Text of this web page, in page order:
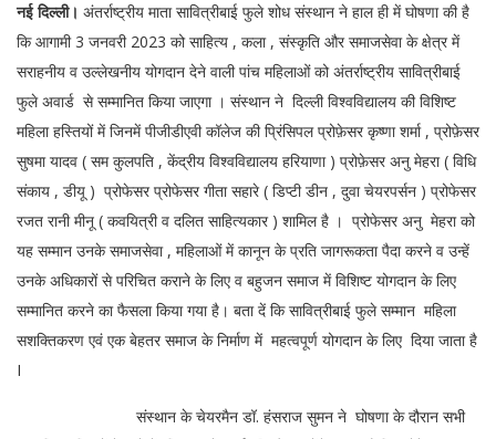
नई दिल्ली। अंतर्राष्ट्रीय माता सावित्रीबाई फुले शोध संस्थान ने हाल ही में घोषणा की है
कि आगामी 3 जनवरी 2023 को साहित्य , कला , संस्कृति और समाजसेवा के क्षेत्र में
सराहनीय व उल्लेखनीय योगदान देने वाली पांच महिलाओं को अंतर्राष्ट्रीय सावित्रीबाई
फुले अवार्ड से सम्मानित किया जाएगा । संस्थान ने दिल्ली विश्वविद्यालय की विशिष्ट
महिला हस्तियों में जिनमें पीजीडीएवी कॉलेज की प्रिंसिपल प्रोफ़ेसर कृष्णा शर्मा , प्रोफ़ेसर
सुषमा यादव ( सम कुलपति , केंद्रीय विश्वविद्यालय हरियाणा ) प्रोफ़ेसर अनु मेहरा ( विधि
संकाय , डीयू ) प्रोफेसर प्रोफेसर गीता सहारे ( डिप्टी डीन , दुवा चेयरपर्सन ) प्रोफेसर
रजत रानी मीनू ( कवयित्री व दलित साहित्यकार ) शामिल है । प्रोफेसर अनु मेहरा को
यह सम्मान उनके समाजसेवा , महिलाओं में कानून के प्रति जागरूकता पैदा करने व उन्हें
उनके अधिकारों से परिचित कराने के लिए व बहुजन समाज में विशिष्ट योगदान के लिए
सम्मानित करने का फैसला किया गया है। बता दें कि सावित्रीबाई फुले सम्मान महिला
सशक्तिकरण एवं एक बेहतर समाज के निर्माण में महत्वपूर्ण योगदान के लिए दिया जाता है
I
संस्थान के चेयरमैन डॉ. हंसराज सुमन ने घोषणा के दौरान सभी